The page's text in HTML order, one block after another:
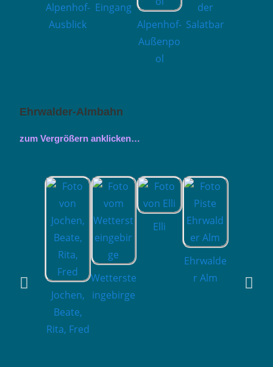
Alpenhof-
Ausblick
Eingang
Alpenhof-
Außenpo
ol
der
Salatbar
Ehrwalder-Almbahn
zum Vergrößern anklicken…
Jochen,
Beate,
Rita, Fred
Wetterste
ingebirge
Elli
Ehrwalde
r Alm
us